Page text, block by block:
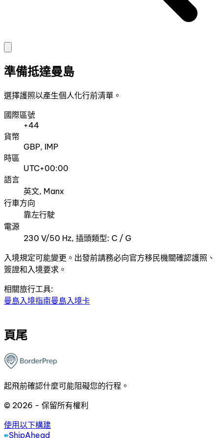
準備抵達曼島
選擇護照以產生個人化行前清單。
國際區號
+44
貨幣
GBP, IMP
時區
UTC+00:00
語言
英文, Manx
行車方向
靠左行駛
電源
230 V/50 Hz, 插頭類型: C / G
入境規定可能變更。出發前請務必向官方移民機關確認護照、
簽證和入境要求。
相關旅行工具:
曼島入境指南曼島入境卡
頁尾
起飛前確認什麼可能阻礙您的行程。
© 2026 - 保留所有權利
使用以下構建
ShipAhead